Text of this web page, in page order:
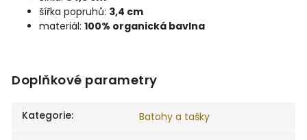
šířka popruhů: 3,4 cm
materiál: 100% organická bavlna
Doplňkové parametry
Kategorie:
Batohy a tašky